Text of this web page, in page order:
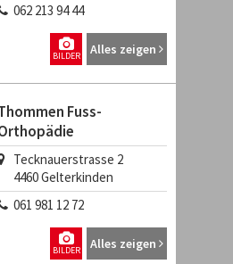
062 213 94 44
Alles zeigen
BILDER
Fuss-
Tecknauerstrasse 2
4460Gelterkinden
061 981 12 72
Alles zeigen
BILDER